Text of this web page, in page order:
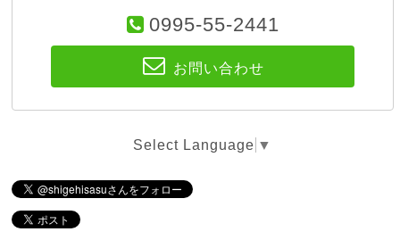
0995-55-2441
お問い合わせ
Select Language ▼